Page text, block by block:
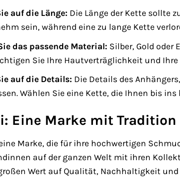
auf die Länge: Die Länge der Kette sollte
sein, während eine zu lange Kette
das passende Material: Silber, Gold oder
Sie Ihre Hautverträglichkeit und
auf die Details: Die Details des
Wählen Sie eine Kette, die Ihnen bis
Eine Marke mit
Marke, die für ihre hochwertigen
auf der ganzen Welt mit ihren
Wert auf Qualität, Nachhaltigkeit